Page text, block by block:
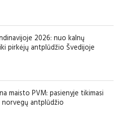
2026: nuo kalnų
pirkėjų antplūdžio Švedijoje
maisto PVM: pasienyje tikimasi
norvegų antplūdžio